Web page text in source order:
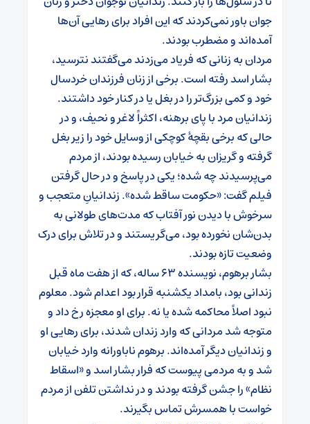
جوان باور نمی‌کردند که این افراد برای رهایی آن‌ها
آمده‌اند و مضطرب بودند.
مردان به زنانی که فریاد می‌زدند می‌گفتند نترسید،
بشار اسد رفته است. برخی از زنان فرزندان خردسال
خود و کمی بزرگ‌تر را در بغل یا در کنار خود داشتند.
زندانیان مرد با پای برهنه، اکثراً لاغر و نحیف، و در
حالی که برخی بقچهٔ کوچکی از وسایل خود را زیر بغل
گرفته و گریزان به خیابان رسیده بودند، از مردم
می‌پرسیدند چه شده؛ یکی در پاسخ و در حال گرفتن
فیلم گفت: «حکومت ساقط شده». زندانیانِ متعجب و
سرخوش با دیدن نور آفتاب که مدت‌های طولانی به
بدن‌شان نخورده بود، می‌گریستند و در تلاش برای درک
وضعیت تازه بودند.
بشار برهوم، نویسنده ۶۳ ساله، که از هفت ماه قبل
زندانی بود، بامداد یکشنبه قرار بود اعدام شود. معلوم
نبود اصلاً محاکمه شده یا نه. برای او معجزه رخ داد و
متوجه شد مردانی که وارد زندان شدند، برای رهایی او
و زندانیان دیگر آمده‌اند. برهوم ناباورانه وارد خیابان
شد و به مردمی پیوست که فرار بشار اسد و «اسقاط
نظام» را جشن گرفته بودند و در نداشتن تلفن از مردم
خواست با همسرش تماس بگیرند.